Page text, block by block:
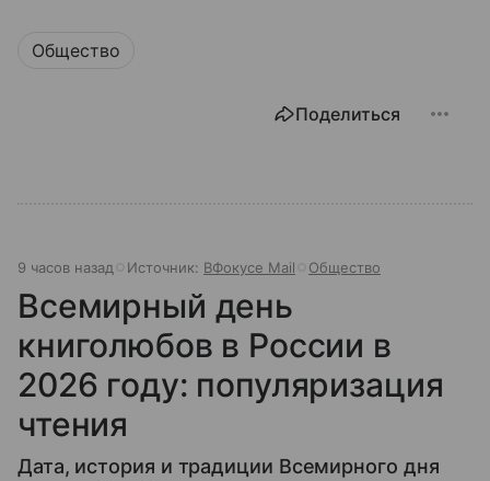
Общество
Поделиться
9 часов назад Источник: ВФокусе Mail Общество
Всемирный день
книголюбов в России в
2026 году: популяризация
чтения
Дата, история и традиции Всемирного дня